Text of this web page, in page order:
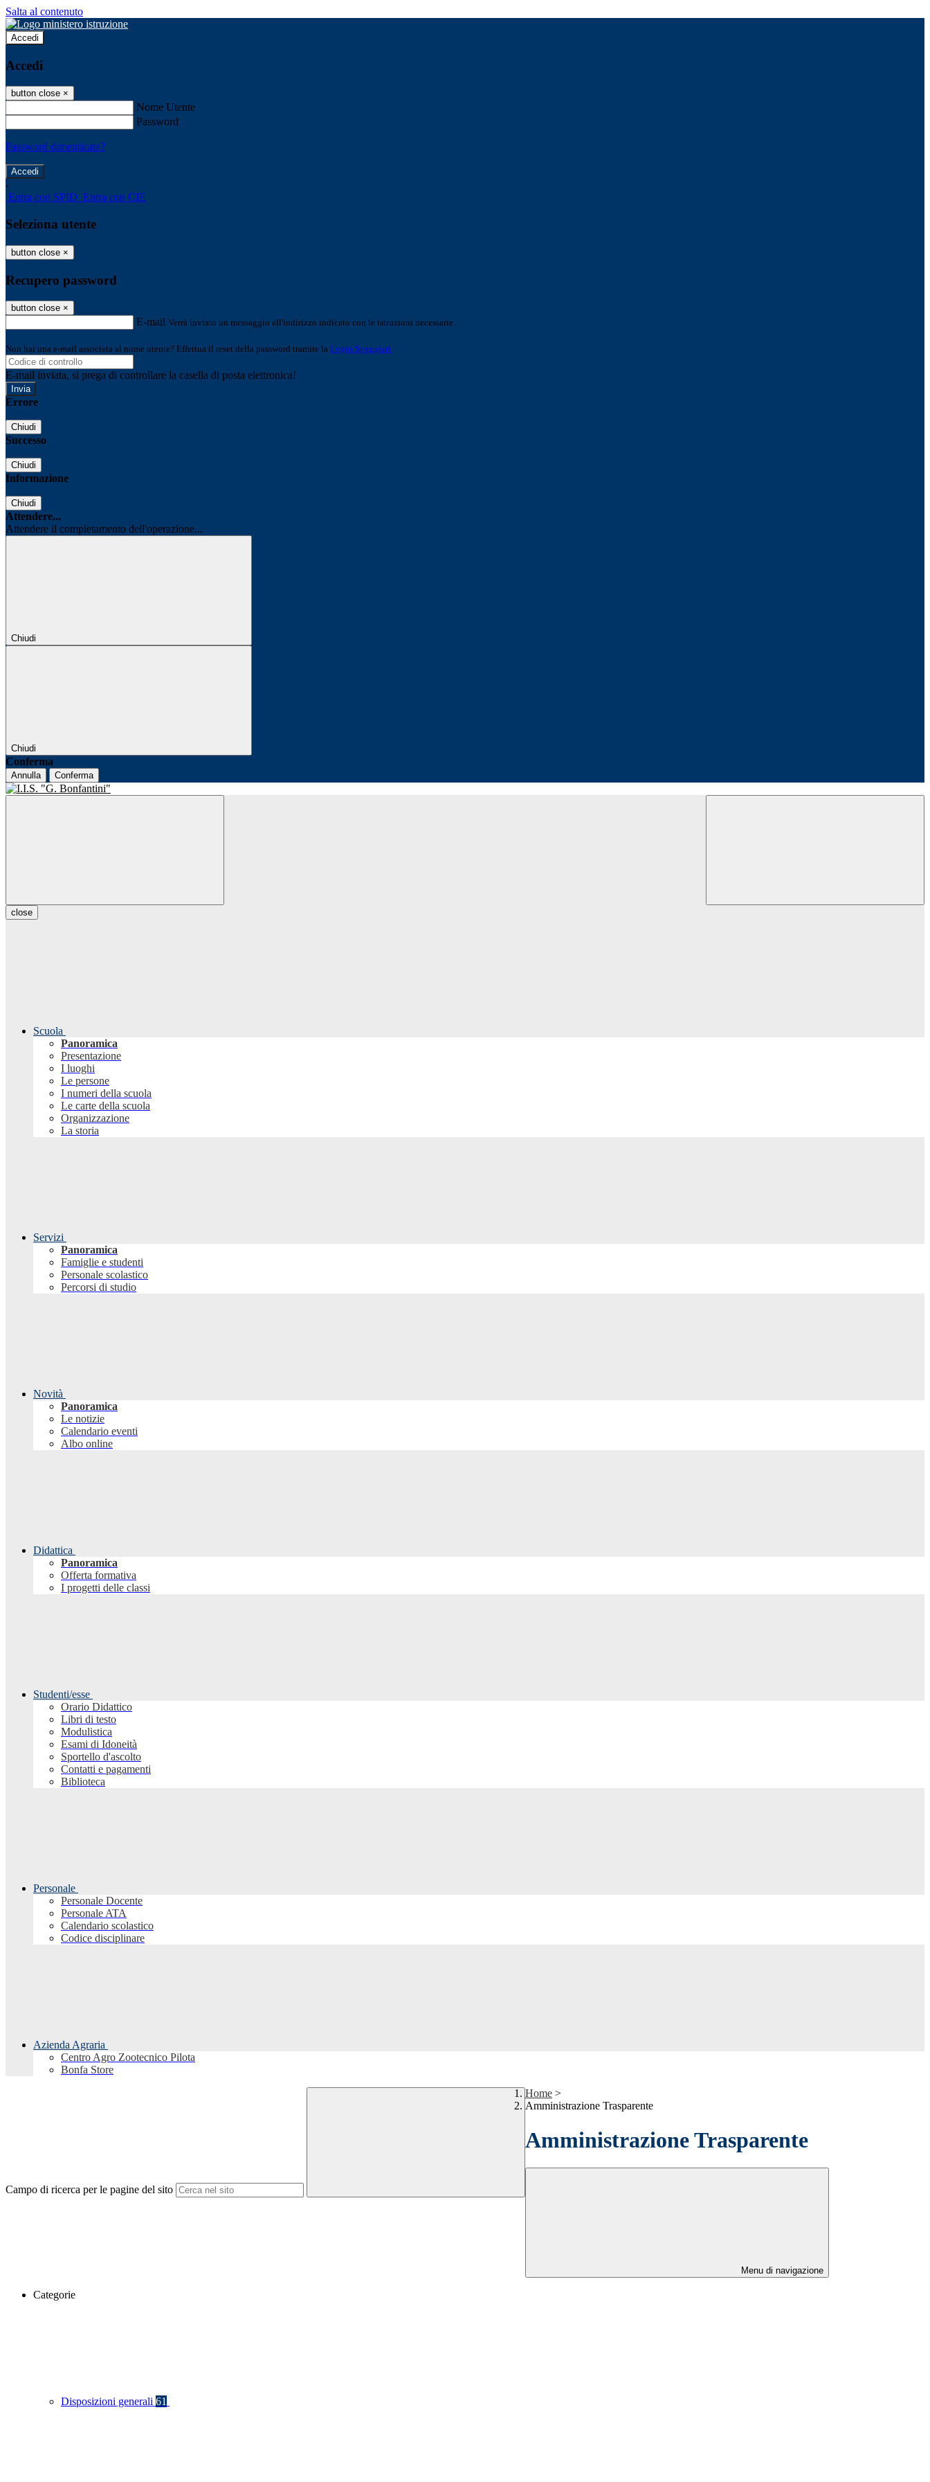
Salta al contenuto
Accedi
Accedi
button close ×
Nome Utente
Password
Password dimenticata?
-
Entra con SPID Entra con CIE
Seleziona utente
button close ×
Recupero password
button close ×
E-mail Verrà inviato un messaggio all'indirizzo indicato con le istruzioni necessarie.
Non hai una e-mail associata al nome utente? Effettua il reset della password tramite la Login Spaggiari
E-mail inviata, si prega di controllare la casella di posta elettronica!
Errore
Chiudi
Successo
Chiudi
Informazione
Chiudi
Attendere...
Attendere il completamento dell'operazione...
Chiudi
Chiudi
Conferma
Annulla Conferma
close
Scuola
Panoramica
Presentazione
I luoghi
Le persone
I numeri della scuola
Le carte della scuola
Organizzazione
La storia
Servizi
Panoramica
Famiglie e studenti
Personale scolastico
Percorsi di studio
Novità
Panoramica
Le notizie
Calendario eventi
Albo online
Didattica
Panoramica
Offerta formativa
I progetti delle classi
Studenti/esse
Orario Didattico
Libri di testo
Modulistica
Esami di Idoneità
Sportello d'ascolto
Contatti e pagamenti
Biblioteca
Personale
Personale Docente
Personale ATA
Calendario scolastico
Codice disciplinare
Azienda Agraria
Centro Agro Zootecnico Pilota
Bonfa Store
Campo di ricerca per le pagine del sito
Home >
Amministrazione Trasparente
Amministrazione Trasparente
Menu di navigazione
Categorie
Disposizioni generali 61